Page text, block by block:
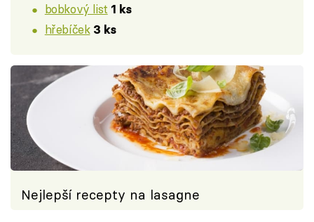
bobkový list 1 ks
hřebíček 3 ks
Nejlepší recepty na lasagne